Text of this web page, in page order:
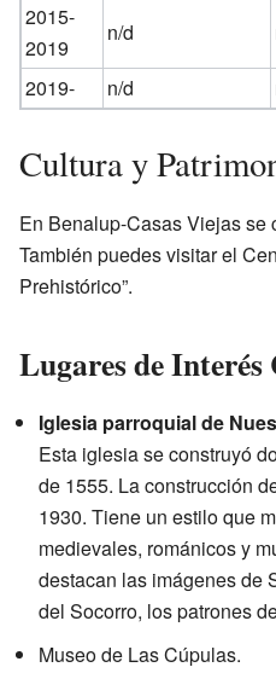
2015-
2019
n/d
2019-
n/d
Cultura y
En Benalup-Casas Viejas se
También puedes visitar el
Prehistórico”.
Lugares de
Iglesia parroquial de
Esta iglesia se construyó
de 1555. La construcción
1930. Tiene un estilo que
medievales, románicos y
destacan las imágenes de
del Socorro, los patrones
Museo de Las Cúpulas.